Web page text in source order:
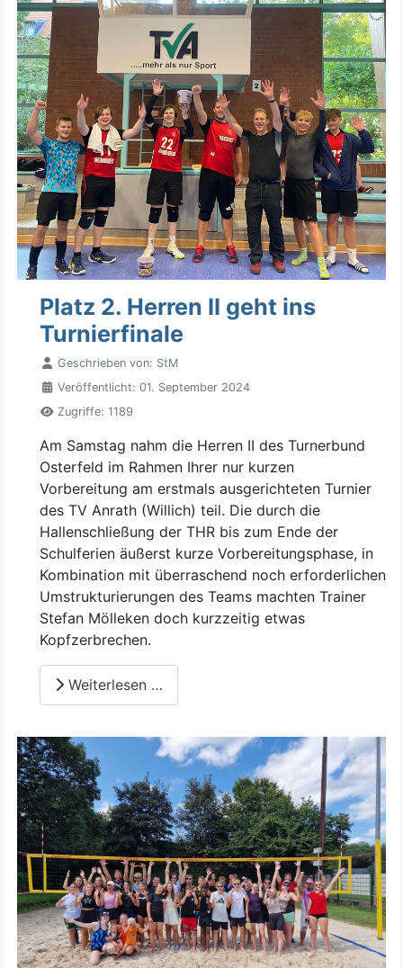
Platz 2. Herren II geht ins
Turnierfinale
Geschrieben von: StM
Veröffentlicht: 01. September 2024
Zugriffe: 1189
Am Samstag nahm die Herren II des Turnerbund
Osterfeld im Rahmen Ihrer nur kurzen
Vorbereitung am erstmals ausgerichteten Turnier
des TV Anrath (Willich) teil. Die durch die
Hallenschließung der THR bis zum Ende der
Schulferien äußerst kurze Vorbereitungsphase, in
Kombination mit überraschend noch erforderlichen
Umstrukturierungen des Teams machten Trainer
Stefan Mölleken doch kurzzeitig etwas
Kopfzerbrechen.
Weiterlesen …